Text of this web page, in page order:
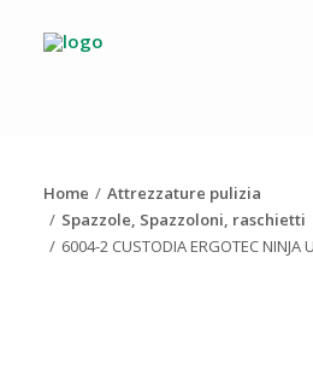
AZIENDA
NEWS
Home
Attrezzature pulizia
Spazzole, Spazzoloni, raschietti
6004-2 CUSTODIA ERGOTEC NINJA